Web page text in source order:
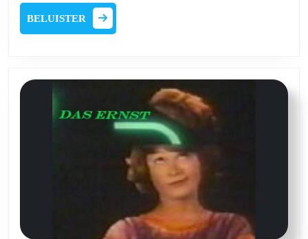
Jos
Herck
en
Andy
Mazzei
2025
BELUISTER